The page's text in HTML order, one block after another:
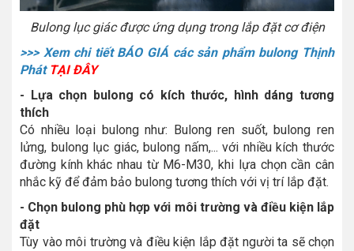
Bulong lục giác được ứng dụng trong lắp đặt cơ điện
>>> Xem chi tiết BÁO GIÁ các sản phẩm bulong Thịnh
Phát TẠI ĐÂY
- Lựa chọn bulong có kích thước, hình dáng tương
thích
Có nhiều loại bulong như: Bulong ren suốt, bulong ren
lửng, bulong lục giác, bulong nấm,... với nhiều kích thước
đường kính khác nhau từ M6-M30, khi lựa chọn cần cân
nhắc kỹ để đảm bảo bulong tương thích với vị trí lắp đặt.
- Chọn bulong phù hợp với môi trường và điều kiện lắp
đặt
Tùy vào môi trường và điều kiện lắp đặt người ta sẽ chọn